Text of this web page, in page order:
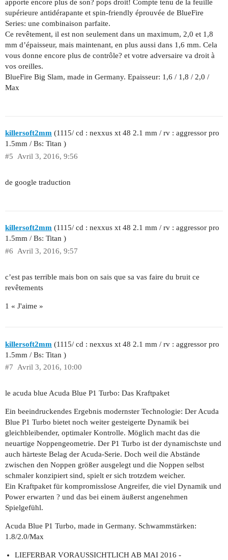
apporte encore plus de son? pops droit! Compte tenu de la feuille
supérieure antidérapante et spin-friendly éprouvée de BlueFire
Series: une combinaison parfaite.
Ce revêtement, il est non seulement dans un maximum, 2,0 et 1,8
mm d’épaisseur, mais maintenant, en plus aussi dans 1,6 mm. Cela
vous donne encore plus de contrôle? et votre adversaire va droit à
vos oreilles.
BlueFire Big Slam, made in Germany. Epaisseur: 1,6 / 1,8 / 2,0 /
Max
killersoft2mm (1115/ cd : nexxus xt 48 2.1 mm / rv : aggressor pro
1.5mm / Bs: Titan )
Avril 3, 2016, 9:56
#5
de google traduction
killersoft2mm (1115/ cd : nexxus xt 48 2.1 mm / rv : aggressor pro
1.5mm / Bs: Titan )
Avril 3, 2016, 9:57
#6
c’est pas terrible mais bon on sais que sa vas faire du bruit ce
revêtements
1 « J'aime »
killersoft2mm (1115/ cd : nexxus xt 48 2.1 mm / rv : aggressor pro
1.5mm / Bs: Titan )
Avril 3, 2016, 10:00
#7
le acuda blue Acuda Blue P1 Turbo: Das Kraftpaket
Ein beeindruckendes Ergebnis modernster Technologie: Der Acuda
Blue P1 Turbo bietet noch weiter gesteigerte Dynamik bei
gleichbleibender, optimaler Kontrolle. Möglich macht das die
neuartige Noppengeometrie. Der P1 Turbo ist der dynamischste und
auch härteste Belag der Acuda-Serie. Doch weil die Abstände
zwischen den Noppen größer ausgelegt und die Noppen selbst
schmaler konzipiert sind, spielt er sich trotzdem weicher.
Ein Kraftpaket für kompromisslose Angreifer, die viel Dynamik und
Power erwarten ? und das bei einem äußerst angenehmen
Spielgefühl.
Acuda Blue P1 Turbo, made in Germany. Schwammstärken:
1.8/2.0/Max
LIEFERBAR VORAUSSICHTLICH AB MAI 2016 -